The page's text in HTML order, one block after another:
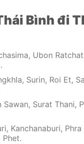
Bình đi
Ubon
Surin, Roi Et,
Surat Thani,
Kanchanaburi,
Phet.